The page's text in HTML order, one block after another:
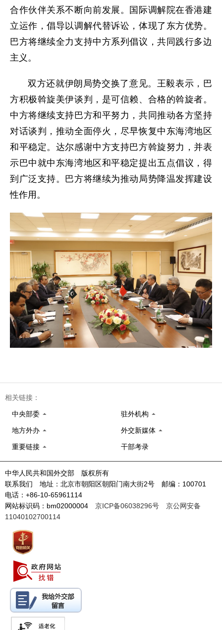
合作伙伴关系不断向前发展。国际调解院在香港建
立运作，倡导以调解代替诉讼，体现了东方优势。
巴方将继续全力支持中方系列倡议，共同践行多边
主义。
双方还就伊朗局势交换了意见。王毅表示，巴
方积极斡旋美伊谈判，是可信赖、合格的斡旋者。
中方将继续支持巴方和平努力，共同推动各方坚持
对话谈判，推动全面停火，尽早恢复中东海湾地区
和平稳定。达尔感谢中方支持巴方斡旋努力，并表
示巴中就中东海湾地区和平稳定提出五点倡议，得
到广泛支持。巴方将继续为推动局势降温发挥建设
性作用。
相关链接：
中央部委 驻外机构
地方外办 外交新媒体
重要链接 干部考录
中华人民共和国外交部 版权所有
联系我们 地址：北京市朝阳区朝阳门南大街2号 邮编：100701
电话：+86-10-65961114
网站标识码：bm02000004 京ICP备06038296号
京公网安备
11040102700114